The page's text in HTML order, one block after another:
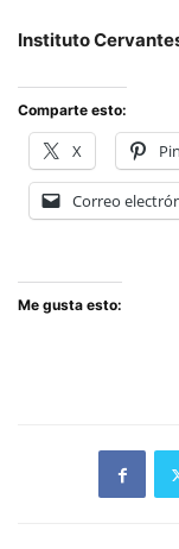
Instituto
Comparte esto:
X
Correo
Me gusta esto: